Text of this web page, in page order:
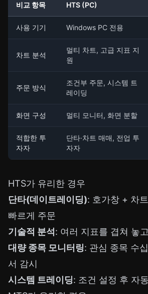
비교 항목 HTS (PC)
사용 기기 Windows PC 전용
차트 분석
멀티 차트, 고급 지표 지
원
주문 방식
조건부 주문, 시스템 트
레이딩
화면 구성 멀티 모니터, 화면 분할
적합한 투
자자
단타·차트 매매, 전업 투
자자
HTS가 유리한 경우
단타(데이트레이딩): 호가창 + 차
빠르게 주문
기술적 분석 : 여러 지표를 겹쳐 놓
대량 종목 모니터링: 관심 종목 수
서 감시
시스템 트레이딩: 조건 설정 후 자